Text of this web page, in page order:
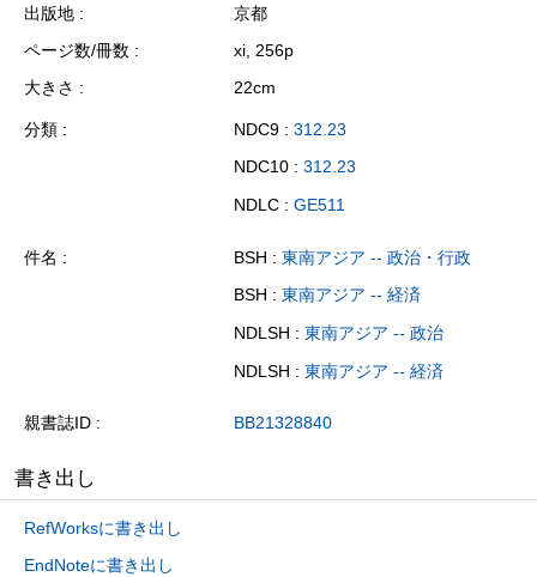
出版地
京都
ページ数/冊数
xi, 256p
大きさ
22cm
分類 NDC9 : 312.23
NDC10 : 312.23
NDLC : GE511
件名 BSH : 東南アジア -- 政治・行政
BSH : 東南アジア -- 経済
NDLSH : 東南アジア -- 政治
NDLSH : 東南アジア -- 経済
親書誌ID BB21328840
書き出し
RefWorksに書き出し
EndNoteに書き出し